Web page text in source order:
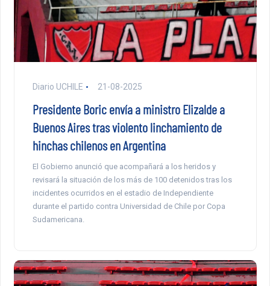
Diario UCHILE 21-08-2025
Presidente Boric envía a ministro Elizalde a
Buenos Aires tras violento linchamiento de
hinchas chilenos en Argentina
El Gobierno anunció que acompañará a los heridos y
revisará la situación de los más de 100 detenidos tras los
incidentes ocurridos en el estadio de Independiente
durante el partido contra Universidad de Chile por Copa
Sudamericana.